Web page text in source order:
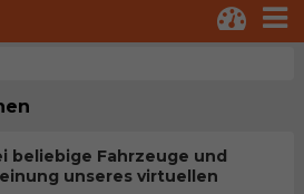
beliebige Fahrzeuge und
unseres virtuellen